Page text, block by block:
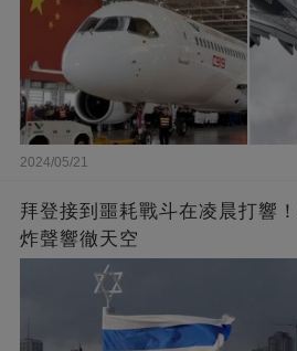
2024/05/21
拜登接到噩耗戰斗在凌晨打響
炸聲響徹天空